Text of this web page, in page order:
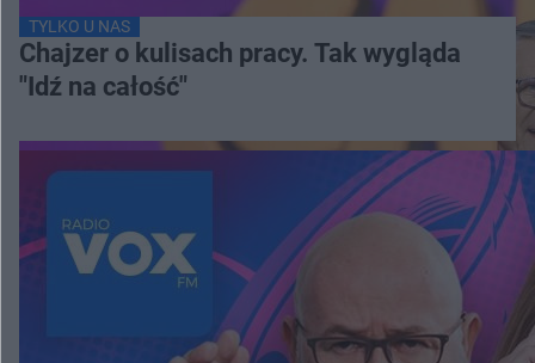
TYLKO U NAS
Chajzer o kulisach pracy. Tak wygląda
"Idź na całość"